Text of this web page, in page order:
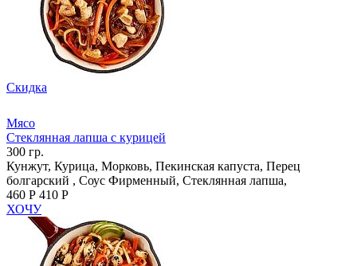
Скидка
Мясо
Стеклянная лапша с курицей
300 гр.
Кунжут, Курица, Морковь, Пекинская капуста, Перец
болгарский , Соус Фирменный, Стеклянная лапша,
460 Р 410 Р
ХОЧУ